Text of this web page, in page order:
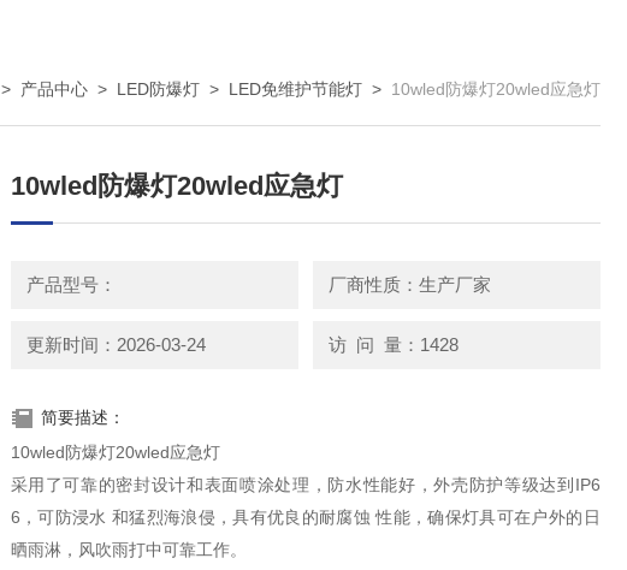
> 产品中心 > LED防爆灯 > LED免维护节能灯 > 10wled防爆灯20wled应急灯
10wled防爆灯20wled应急灯
产品型号： 厂商性质：生产厂家
更新时间：2026-03-24 访 问 量：1428
简要描述：
10wled防爆灯20wled应急灯
采用了可靠的密封设计和表面喷涂处理，防水性能好，外壳防护等级达到IP6
6，可防浸水 和猛烈海浪侵，具有优良的耐腐蚀 性能，确保灯具可在户外的日
晒雨淋，风吹雨打中可靠工作。